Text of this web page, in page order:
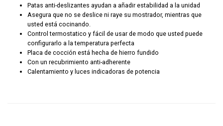
Patas anti-deslizantes ayudan a añadir estabilidad a la unidad
Asegura que no se deslice ni raye su mostrador, mientras que
usted está cocinando.
Control termostatico y fácil de usar de modo que usted puede
configurarlo a la temperatura perfecta
Placa de cocción está hecha de hierro fundido
Con un recubrimiento anti-adherente
Calentamiento y luces indicadoras de potencia